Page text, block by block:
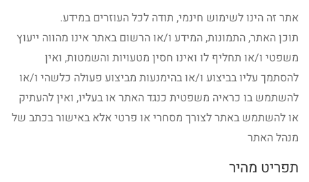
אתר זה הינו לשימוש חינמי, תודה לכל העוזרים במידע.
תוכן האתר, התמונות, המידע ו/או הרשום באתר אינו מהווה ייעוץ
משפטי ו/או תחליף לו ואינו חסין מטעויות והשמטות, ואין
להסתמך עליו בביצוע ו/או בהימנעות מביצוע פעולה כלשהי ו/או
להשתמש בו כראיה משפטית כנגד האתר או בעליו, ואין להעתיק
או להשתמש באתר לצורך מסחרי או פרטי אלא באישור בכתב של
מנהל האתר
תפריט מהיר